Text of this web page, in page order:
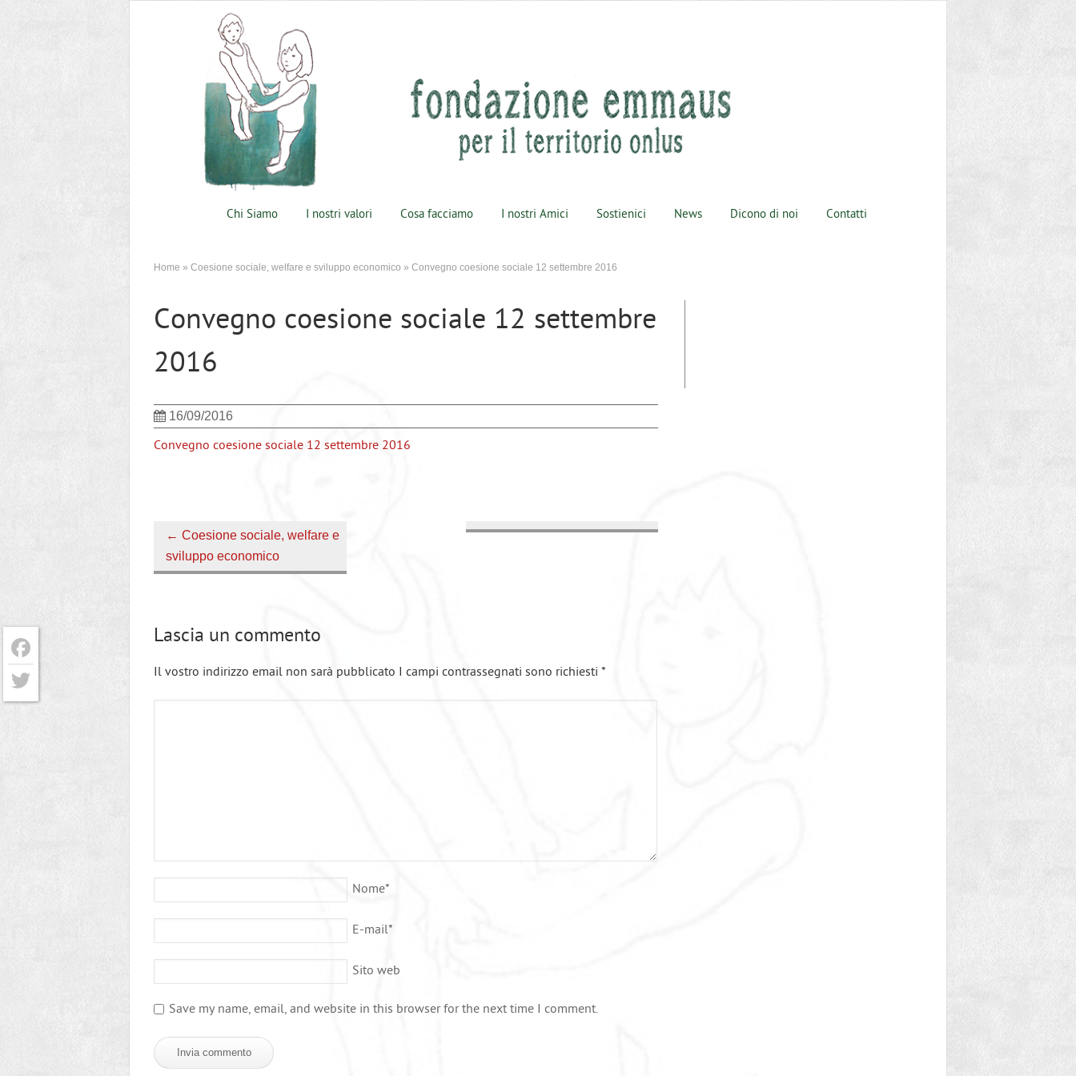
Chi Siamo I nostri valori Cosa facciamo I nostri Amici Sostienici News Dicono di noi Contatti
Home » Coesione sociale, welfare e sviluppo economico » Convegno coesione sociale 12 settembre 2016
Convegno coesione sociale 12 settembre
2016
16/09/2016
Convegno coesione sociale 12 settembre 2016
← Coesione sociale, welfare e
sviluppo economico
Lascia un commento
Il vostro indirizzo email non sarà pubblicato I campi contrassegnati sono richiesti *
Nome*
E-mail*
Sito web
Save my name, email, and website in this browser for the next time I comment.
Facebook
Twitter